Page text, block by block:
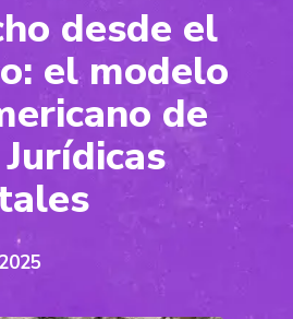
desde el
el modelo
de